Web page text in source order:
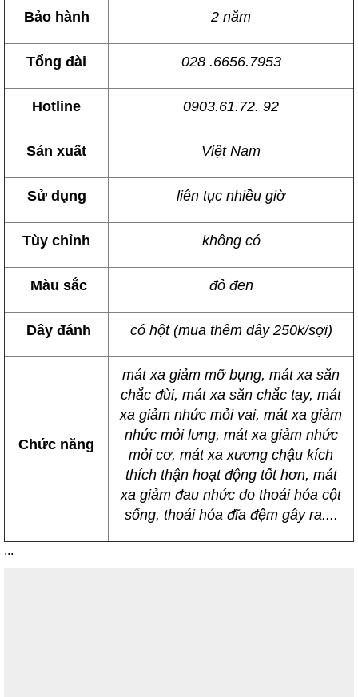
Bảo hành 2 năm
Tổng đài 028 .6656.7953
Hotline 0903.61.72. 92
Sản xuất Việt Nam
Sử dụng liên tục nhiều giờ
Tùy chỉnh không có
Màu sắc đỏ đen
Dây đánh có hột (mua thêm dây 250k/sợi)
Chức năng
mát xa giảm mỡ bụng, mát xa săn
chắc đùi, mát xa săn chắc tay, mát
xa giảm nhức mỏi vai, mát xa giảm
nhức mỏi lưng, mát xa giảm nhức
mỏi cơ, mát xa xương chậu kích
thích thận hoạt động tốt hơn, mát
xa giảm đau nhức do thoái hóa cột
sống, thoái hóa đĩa đệm gây ra....
...